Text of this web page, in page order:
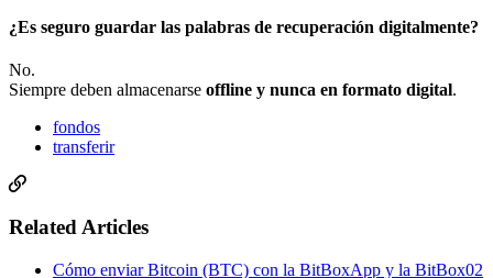
¿Es seguro guardar las palabras de recuperación digitalmente?
No.
Siempre deben almacenarse offline y nunca en formato digital.
fondos
transferir
Related Articles
Cómo enviar Bitcoin (BTC) con la BitBoxApp y la BitBox02